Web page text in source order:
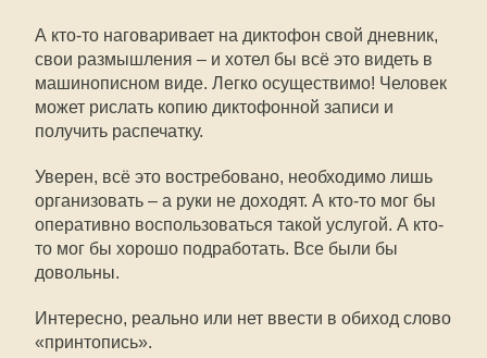
А кто-то наговаривает на диктофон свой дневник,
свои размышления – и хотел бы всё это видеть в
машинописном виде. Легко осуществимо! Человек
может рислать копию диктофонной записи и
получить распечатку.
Уверен, всё это востребовано, необходимо лишь
организовать – а руки не доходят. А кто-то мог бы
оперативно воспользоваться такой услугой. А кто-
то мог бы хорошо подработать. Все были бы
довольны.
Интересно, реально или нет ввести в обиход слово
«принтопись».